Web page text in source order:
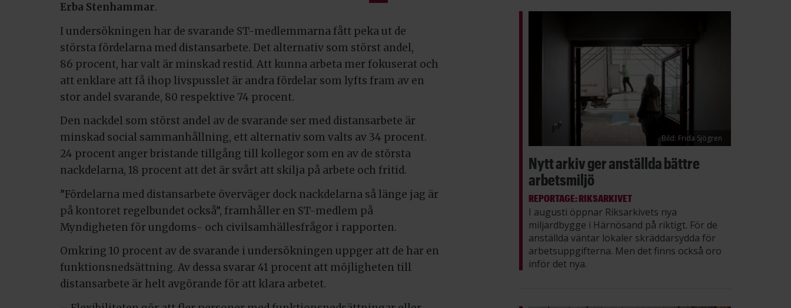
Erba Stenhammar.
I undersökningen har de svarande ST-medlemmarna fått peka ut de
största fördelarna med distansarbete. Det alternativ som störst andel,
86 procent, har valt är minskad restid. Att kunna arbeta mer fokuserat och
att enklare att få ihop livspusslet är andra fördelar som lyfts fram av en
stor andel svarande, 80 respektive 74 procent.
Den nackdel som störst andel av de svarande ser med distansarbete är
minskad social sammanhållning, ett alternativ som valts av 34 procent.
24 procent anger bristande tillgång till kollegor som en av de största
nackdelarna, 18 procent att det är svårt att skilja på arbete och fritid.
”Fördelarna med distansarbete överväger dock nackdelarna så länge jag är
på kontoret regelbundet också”, framhåller en ST-medlem på
Myndigheten för ungdoms- och civilsamhällesfrågor i rapporten.
Omkring 10 procent av de svarande i undersökningen uppger att de har en
funktionsnedsättning. Av dessa svarar 41 procent att möjligheten till
distansarbete är helt avgörande för att klara arbetet.
Bild: Frida Sjögren
Nytt arkiv ger anställda bättre
arbetsmiljö
REPORTAGE: RIKSARKIVET
I augusti öppnar Riksarkivets nya
miljardbygge i Härnösand på riktigt. För de
anställda väntar lokaler skräddarsydda för
arbetsuppgifterna. Men det finns också oro
inför det nya.